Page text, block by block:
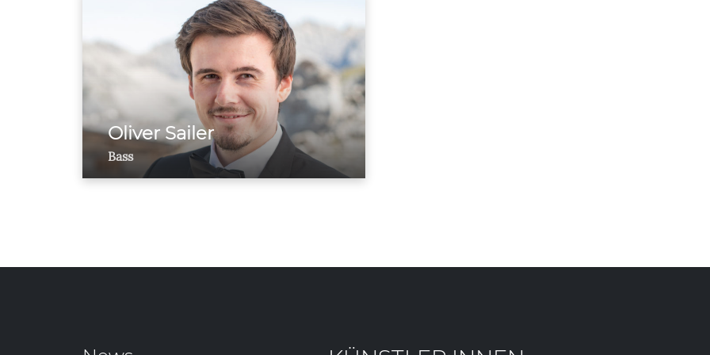
Oliver Sailer
Bass